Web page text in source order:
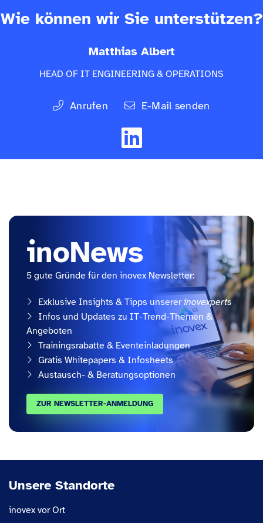
Wie können wir Sie unterstützen?
Matthias Albert
HEAD OF IT ENGINEERING & OPERATIONS
Anrufen E-Mail senden
inoNews
5 gute Gründe für den inovex Newsletter:
Exklusive Insights & Tipps unserer inovexperts
Infos und Updates zu IT-Trend-Themen &
Angeboten
Trainingsrabatte & Eventeinladungen
Gratis Whitepapers & Infosheets
Austausch- & Beratungsoptionen
ZUR NEWSLETTER-ANMELDUNG
Unsere Standorte
inovex vor Ort